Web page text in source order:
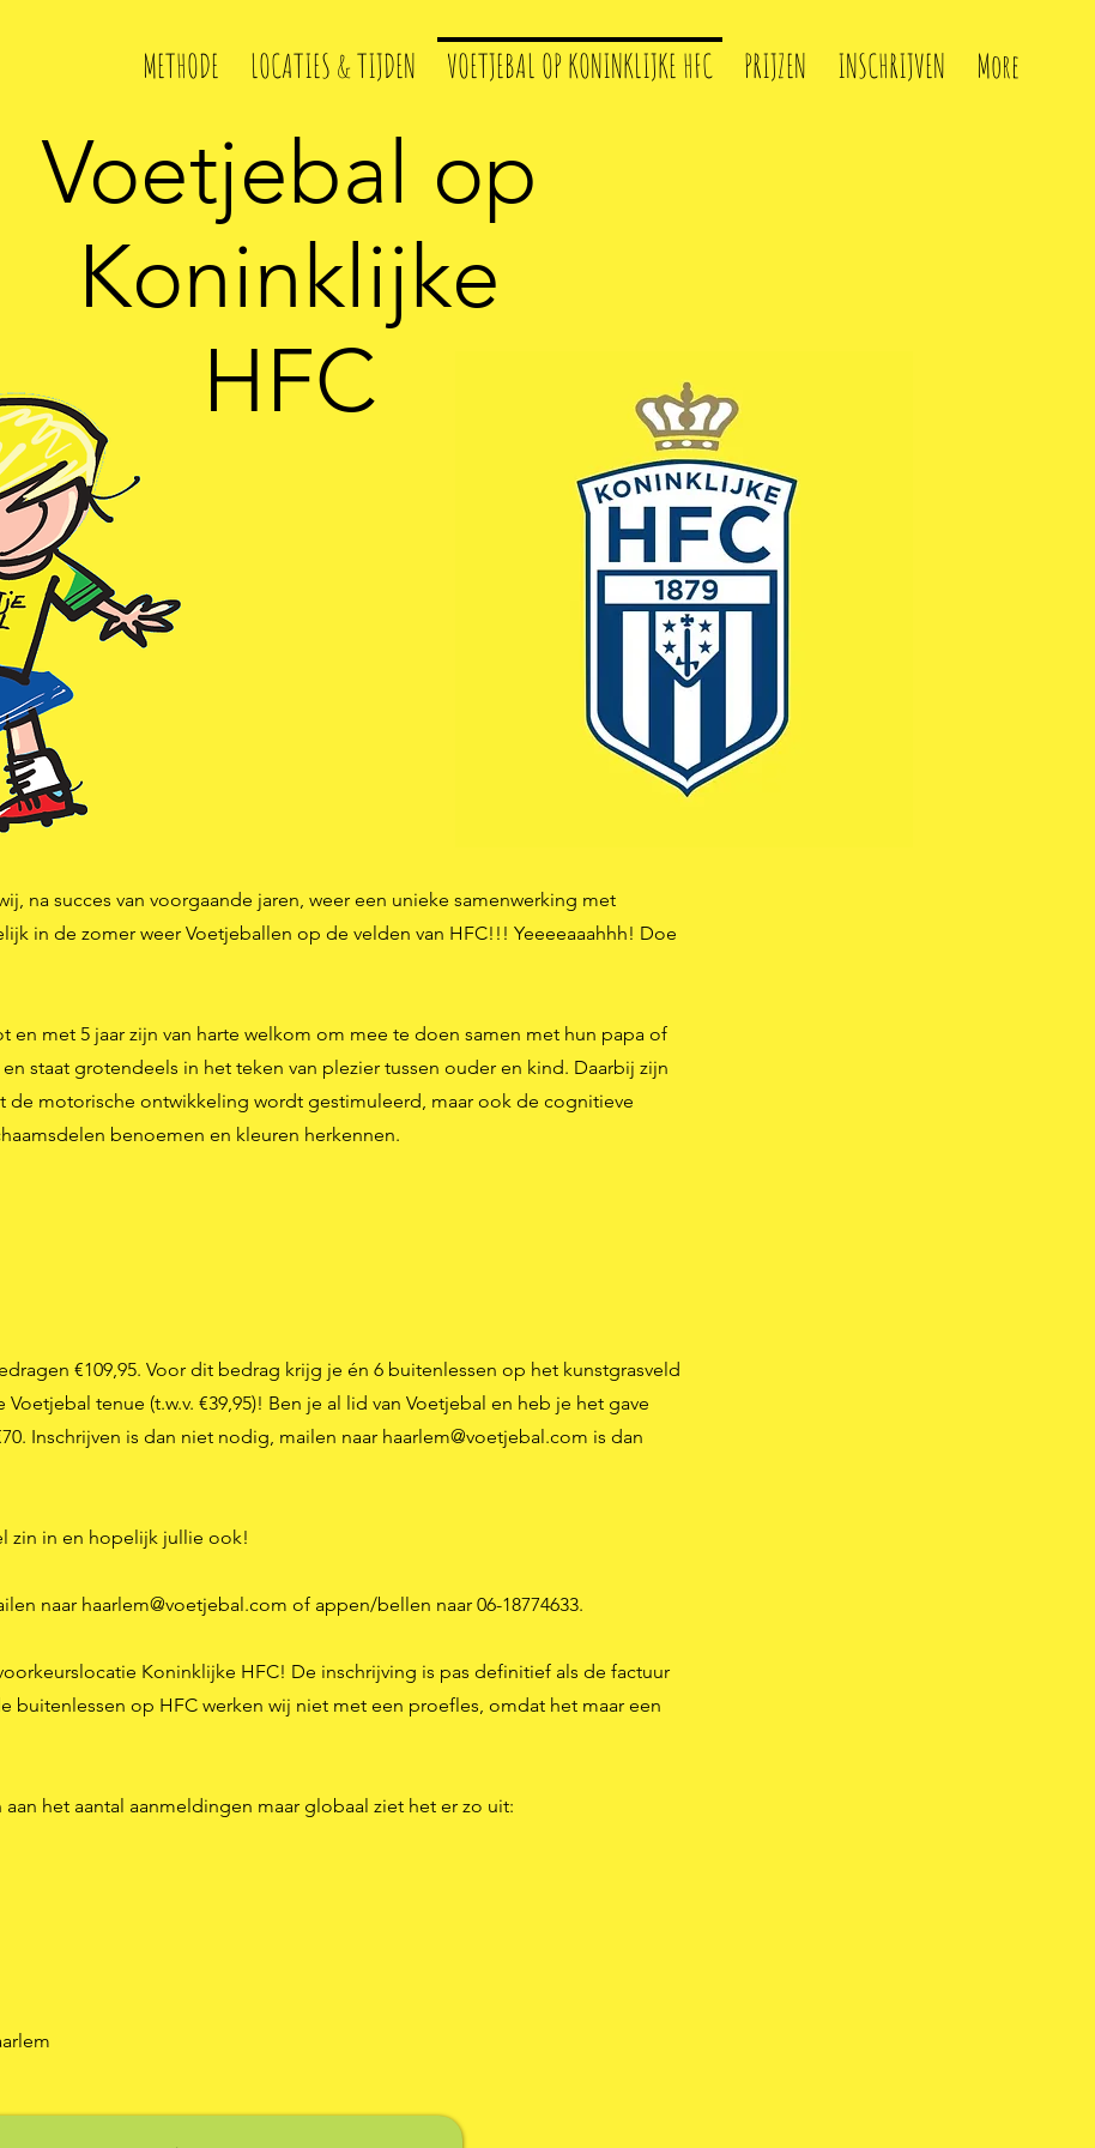
METHODE LOCATIES & TIJDEN VOETJEBAL OP KONINKLIJKE HFC PRIJZEN INSCHRIJVEN More
Voetjebal op
Koninklijke
HFC
na succes van voorgaande jaren, weer een unieke samenwerking met
in de zomer weer Voetjeballen op de velden van HFC!!! Yeeeeaaahhh! Doe
en met 5 jaar zijn van harte welkom om mee te doen samen met hun papa of
staat grotendeels in het teken van plezier tussen ouder en kind. Daarbij zijn
de motorische ontwikkeling wordt gestimuleerd, maar ook de cognitieve
benoemen en kleuren herkennen.
€109,95. Voor dit bedrag krijg je én 6 buitenlessen op het kunstgrasveld
tenue (t.w.v. €39,95)! Ben je al lid van Voetjebal en heb je het gave
Inschrijven is dan niet nodig, mailen naar haarlem@voetjebal.com is dan
zin in en hopelijk jullie ook!
naar haarlem@voetjebal.com of appen/bellen naar 06-18774633.
Koninklijke HFC! De inschrijving is pas definitief als de factuur
buitenlessen op HFC werken wij niet met een proefles, omdat het maar een
het aantal aanmeldingen maar globaal ziet het er zo uit: